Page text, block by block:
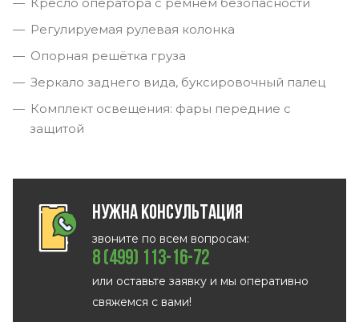
Регулируемая рулевая колонка
Опорная решётка груза
Зеркало заднего вида, буксировочный палец
Комплект освещения: фары передние с
защитой
Нужна консультация
звоните по всем вопросам:
8 (499) 113-16-72
или оставьте заявку и мы оперативно
свяжемся с вами!